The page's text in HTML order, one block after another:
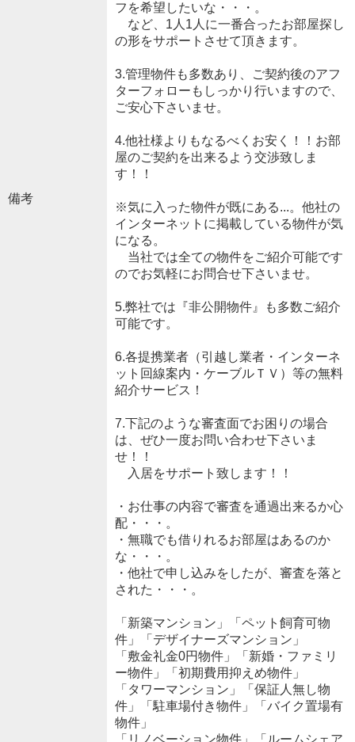
備考
フを希望したいな・・・。
など、1人1人に一番合ったお部屋探し
の形をサポートさせて頂きます。
3.管理物件も多数あり、ご契約後のアフ
ターフォローもしっかり行いますので、
ご安心下さいませ。
4.他社様よりもなるべくお安く！！お部
屋のご契約を出来るよう交渉致しま
す！！
※気に入った物件が既にある...。他社の
インターネットに掲載している物件が気
になる。
当社では全ての物件をご紹介可能です
のでお気軽にお問合せ下さいませ。
5.弊社では『非公開物件』も多数ご紹介
可能です。
6.各提携業者（引越し業者・インターネ
ット回線案内・ケーブルＴＶ）等の無料
紹介サービス！
7.下記のような審査面でお困りの場合
は、ぜひ一度お問い合わせ下さいま
せ！！
入居をサポート致します！！
・お仕事の内容で審査を通過出来るか心
配・・・。
・無職でも借りれるお部屋はあるのか
な・・・。
・他社で申し込みをしたが、審査を落と
された・・・。
「新築マンション」「ペット飼育可物
件」「デザイナーズマンション」
「敷金礼金0円物件」「新婚・ファミリ
ー物件」「初期費用抑えめ物件」
「タワーマンション」「保証人無し物
件」「駐車場付き物件」「バイク置場有
物件」
「リノベーション物件」「ルームシェア